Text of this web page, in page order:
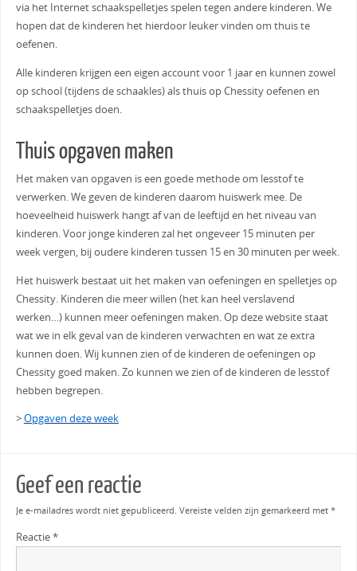
via het Internet schaakspelletjes spelen tegen andere kinderen. We
hopen dat de kinderen het hierdoor leuker vinden om thuis te
oefenen.
Alle kinderen krijgen een eigen account voor 1 jaar en kunnen zowel
op school (tijdens de schaakles) als thuis op Chessity oefenen en
schaakspelletjes doen.
Thuis opgaven maken
Het maken van opgaven is een goede methode om lesstof te
verwerken. We geven de kinderen daarom huiswerk mee. De
hoeveelheid huiswerk hangt af van de leeftijd en het niveau van
kinderen. Voor jonge kinderen zal het ongeveer 15 minuten per
week vergen, bij oudere kinderen tussen 15 en 30 minuten per week.
Het huiswerk bestaat uit het maken van oefeningen en spelletjes op
Chessity. Kinderen die meer willen (het kan heel verslavend
werken…) kunnen meer oefeningen maken. Op deze website staat
wat we in elk geval van de kinderen verwachten en wat ze extra
kunnen doen. Wij kunnen zien of de kinderen de oefeningen op
Chessity goed maken. Zo kunnen we zien of de kinderen de lesstof
hebben begrepen.
>Opgaven deze week
Geef een reactie
Je e-mailadres wordt niet gepubliceerd. Vereiste velden zijn gemarkeerd met *
Reactie*